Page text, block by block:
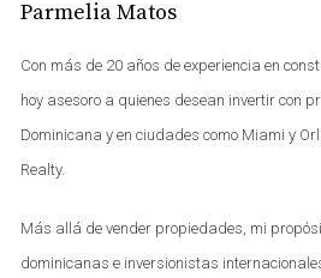
decisiones inmobiliarias más
dominicano.
Parmelia Matos
Con más de 20 años de experiencia en
hoy asesoro a quienes desean invertir con
Dominicana y en ciudades como Miami y
Realty.
Más allá de vender propiedades, mi
dominicanas e inversionistas